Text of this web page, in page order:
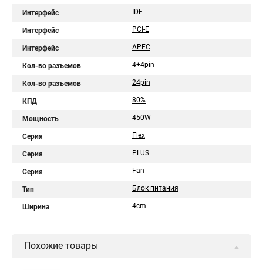
Интерфейс IDE
Интерфейс PCI-E
Интерфейс APFC
Кол-во разъемов 4+4pin
Кол-во разъемов 24pin
КПД 80%
Мощность 450W
Серия Flex
Серия PLUS
Серия Fan
Тип Блок питания
Ширина 4cm
Похожие товары